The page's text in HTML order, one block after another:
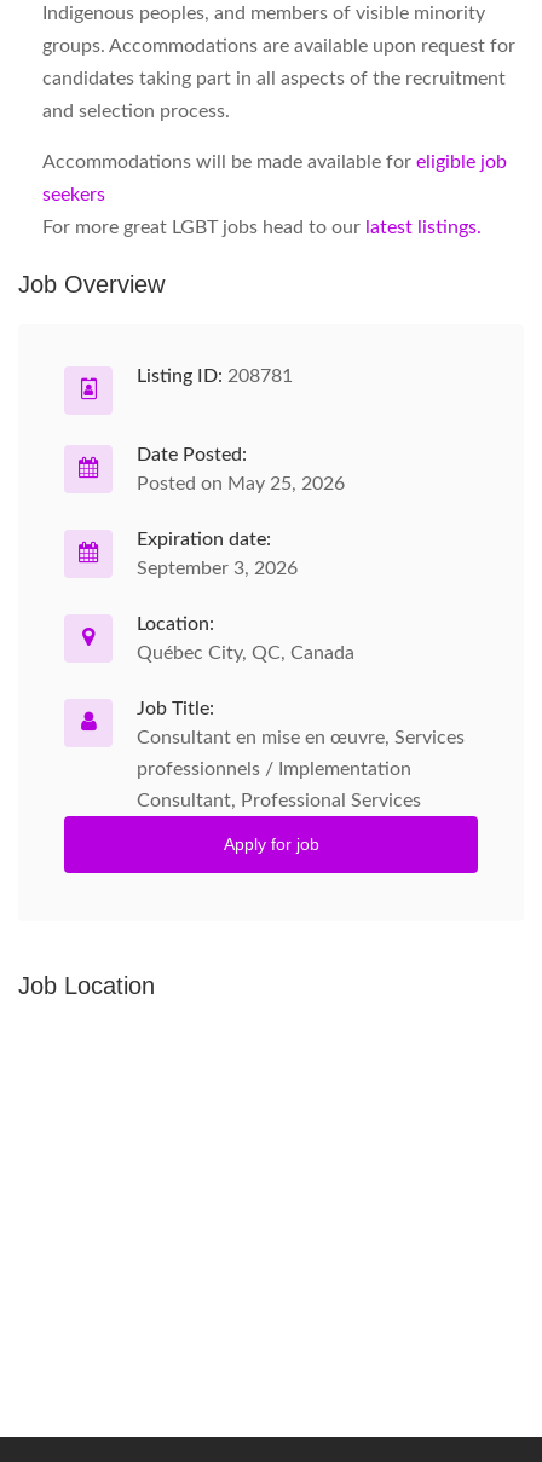
Indigenous peoples, and members of visible minority
groups. Accommodations are available upon request for
candidates taking part in all aspects of the recruitment
and selection process.
Accommodations will be made available for eligible job
seekers
For more great LGBT jobs head to our latest listings.
Job Overview
Listing ID: 208781
Date Posted:
Posted on May 25, 2026
Expiration date:
September 3, 2026
Location:
Québec City, QC, Canada
Job Title:
Consultant en mise en œuvre, Services
professionnels / Implementation
Consultant, Professional Services
Apply for job
Job Location